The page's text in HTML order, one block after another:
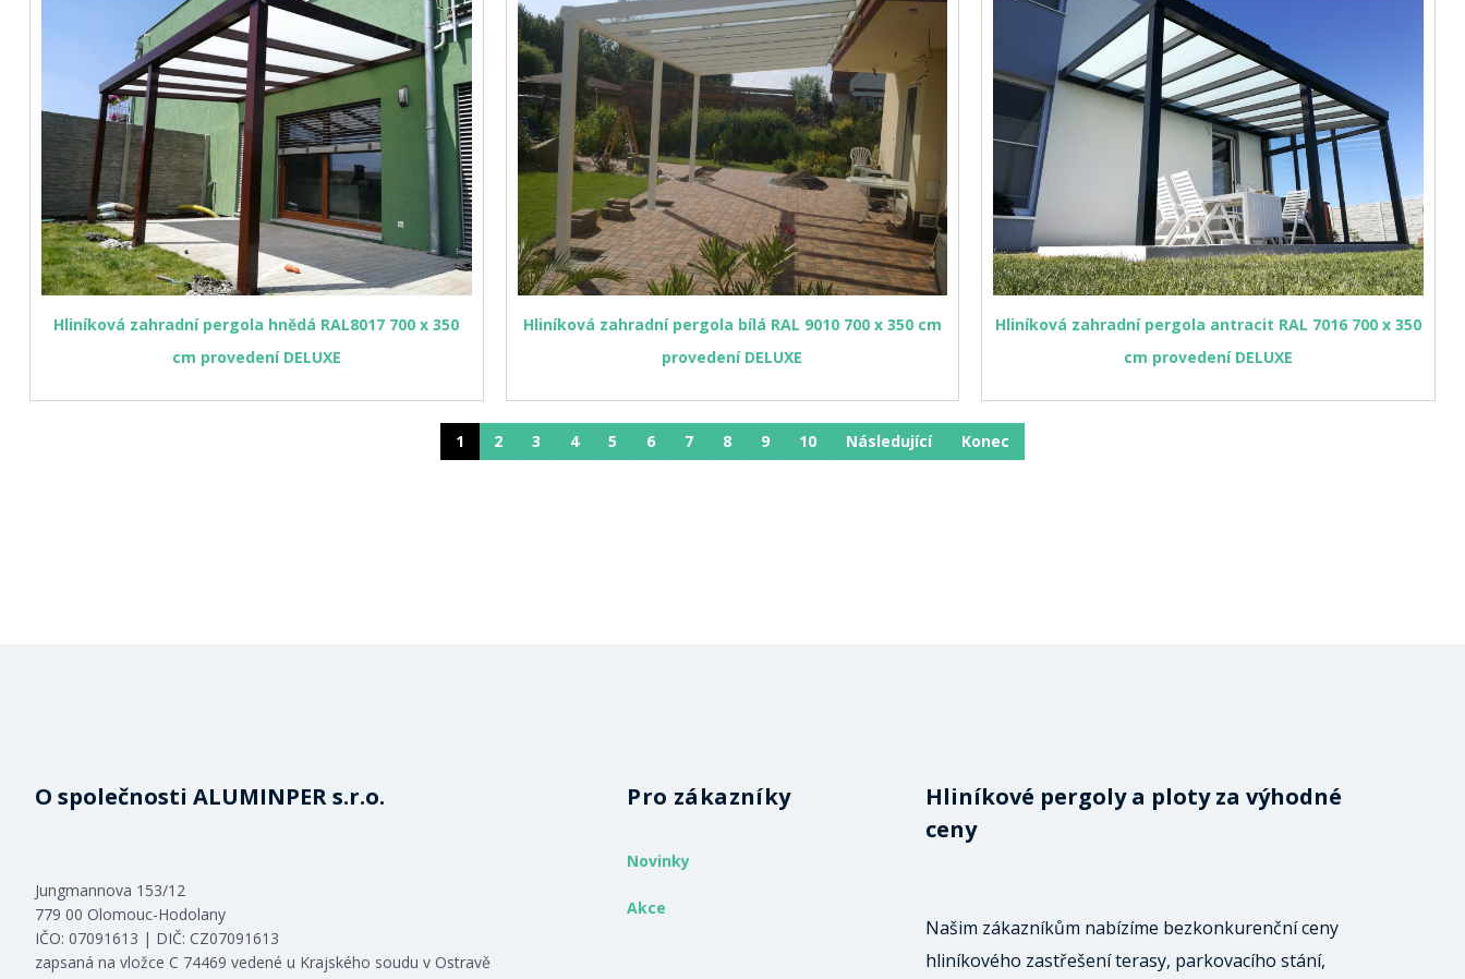
Hliníková zahradní pergola hnědá RAL8017 700 x 350
cm provedení DELUXE
Hliníková zahradní pergola bílá RAL 9010 700 x 350 cm
provedení DELUXE
Hliníková zahradní pergola antracit RAL 7016 700 x 350
cm provedení DELUXE
1 2 3 4 5 6 7 8 9 10 Následující Konec
O společnosti ALUMINPER s.r.o.
Jungmannova 153/12
779 00 Olomouc-Hodolany
IČO: 07091613 | DIČ: CZ07091613
zapsaná na vložce C 74469 vedené u Krajského soudu v Ostravě
Pro zákazníky
Novinky
Akce
Hliníkové pergoly a ploty za výhodné
ceny
Našim zákazníkům nabízíme bezkonkurenční ceny
hliníkového zastřešení terasy, parkovacího stání,